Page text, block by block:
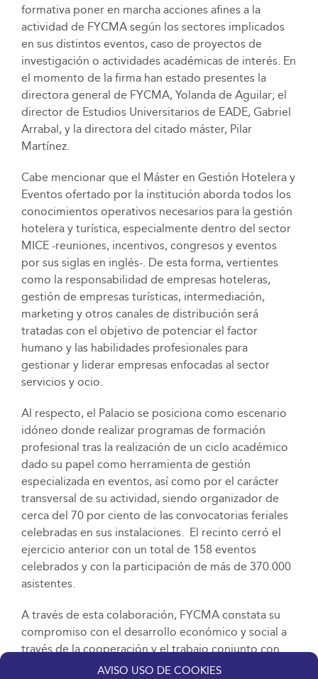
AVISO USO DE COOKIES
formativa poner en marcha acciones afines a la
actividad de FYCMA según los sectores implicados
en sus distintos eventos, caso de proyectos de
investigación o actividades académicas de interés. En
el momento de la firma han estado presentes la
directora general de FYCMA, Yolanda de Aguilar; el
director de Estudios Universitarios de EADE, Gabriel
Arrabal, y la directora del citado máster, Pilar
Martínez.
Cabe mencionar que el Máster en Gestión Hotelera y
Eventos ofertado por la institución aborda todos los
conocimientos operativos necesarios para la gestión
hotelera y turística, especialmente dentro del sector
MICE -reuniones, incentivos, congresos y eventos
por sus siglas en inglés-. De esta forma, vertientes
como la responsabilidad de empresas hoteleras,
gestión de empresas turísticas, intermediación,
marketing y otros canales de distribución será
tratadas con el objetivo de potenciar el factor
humano y las habilidades profesionales para
gestionar y liderar empresas enfocadas al sector
servicios y ocio.
Al respecto, el Palacio se posiciona como escenario
idóneo donde realizar programas de formación
profesional tras la realización de un ciclo académico
dado su papel como herramienta de gestión
especializada en eventos, así como por el carácter
transversal de su actividad, siendo organizador de
cerca del 70 por ciento de las convocatorias feriales
celebradas en sus instalaciones. El recinto cerró el
ejercicio anterior con un total de 158 eventos
celebrados y con la participación de más de 370.000
asistentes.
A través de esta colaboración, FYCMA constata su
compromiso con el desarrollo económico y social a
través de la cooperación y el trabajo conjunto con
los agentes sectoriales de referencia, especialmente